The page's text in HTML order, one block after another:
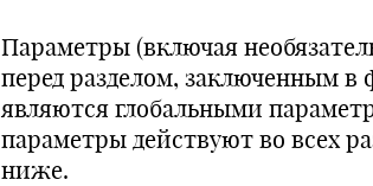
Параметры (включая
перед разделом, заключенным в
являются глобальными
параметры действуют во всех
ниже.